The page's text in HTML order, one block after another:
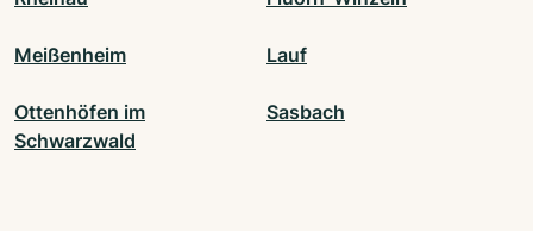
Meißenheim Lauf
Ottenhöfen im
Schwarzwald
Sasbach